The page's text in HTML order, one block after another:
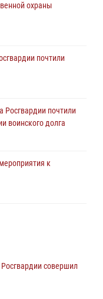
охраны
почтили
Росгвардии почтили
воинского долга
к
для участников сбора
совершил